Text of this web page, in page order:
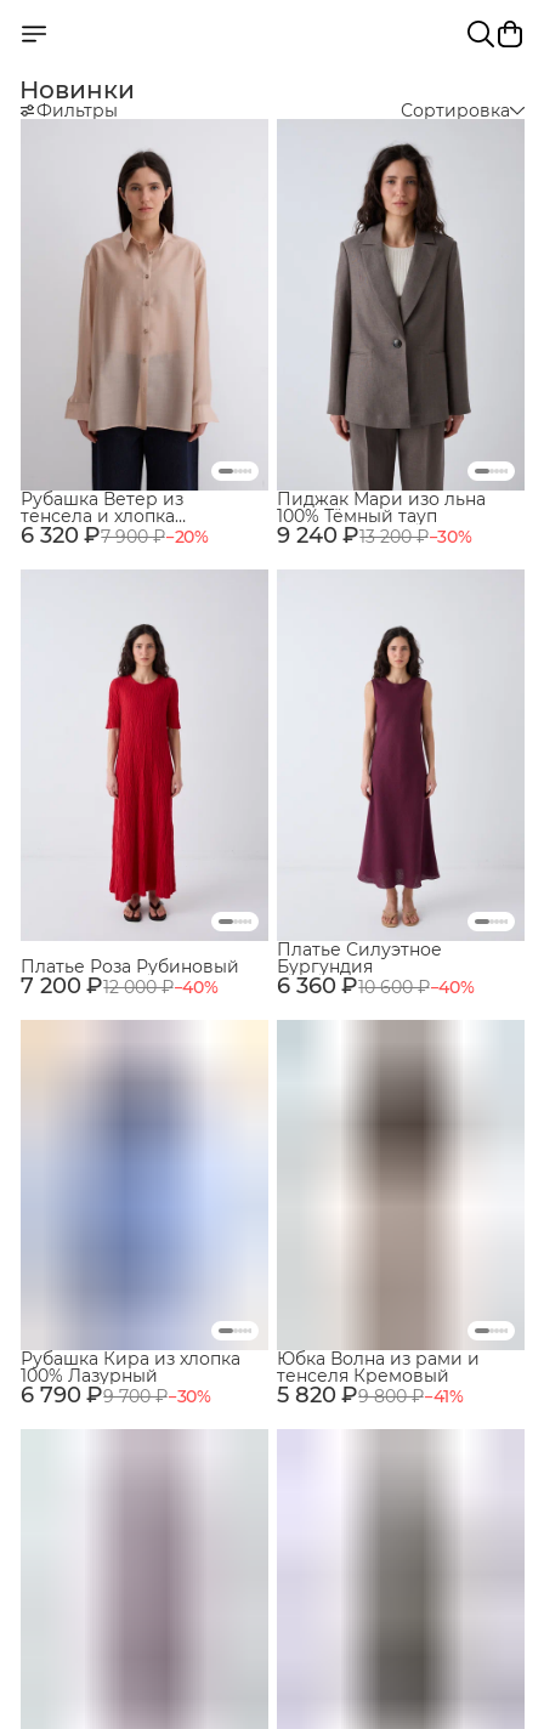
Новинки
Фильтры Сортировка
6 320 ₽7 900 ₽−20%
Рубашка Ветер из
тенсела и хлопка
Кремовый 9 240 ₽13 200 ₽−30%
Пиджак Мари изо льна
100% Тёмный тауп
7 200 ₽12 000 ₽−40%
Платье Роза Рубиновый
6 360 ₽10 600 ₽−40%
Платье Силуэтное
Бургундия
6 790 ₽9 700 ₽−30%
Рубашка Кира из хлопка
100% Лазурный
5 820 ₽9 800 ₽−41%
Юбка Волна из рами и
тенселя Кремовый